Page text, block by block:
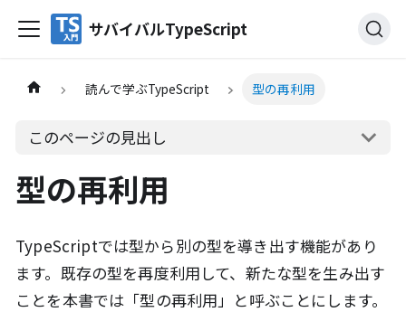
サバイバルTypeScript
読んで学ぶTypeScript 型の再利用
このページの見出し
型の再利用
TypeScriptでは型から別の型を導き出す機能があり
ます。既存の型を再度利用して、新たな型を生み出す
ことを本書では「型の再利用」と呼ぶことにします。